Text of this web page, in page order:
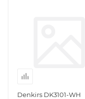
Denkirs DK3101-WH